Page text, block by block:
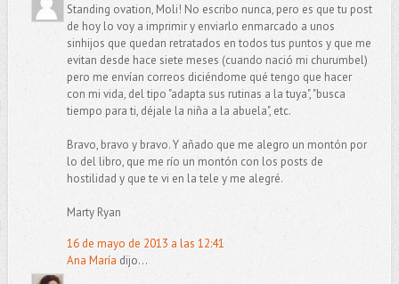
Standing ovation, Moli! No escribo nunca, pero es que tu post
de hoy lo voy a imprimir y enviarlo enmarcado a unos
sinhijos que quedan retratados en todos tus puntos y que me
evitan desde hace siete meses (cuando nació mi churumbel)
pero me envían correos diciéndome qué tengo que hacer
con mi vida, del tipo "adapta sus rutinas a la tuya", "busca
tiempo para ti, déjale la niña a la abuela", etc.
Bravo, bravo y bravo. Y añado que me alegro un montón por
lo del libro, que me río un montón con los posts de
hostilidad y que te vi en la tele y me alegré.
Marty Ryan
16 de mayo de 2013 a las 12:41
Ana María dijo...